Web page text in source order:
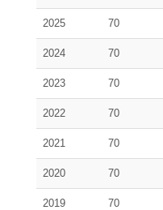
2025 70
2024 70
2023 70
2022 70
2021 70
2020 70
2019 70